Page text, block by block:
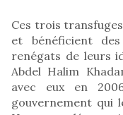
Ces trois
et bénéficient
renégats de leurs
Abdel Halim
avec eux en
gouvernement qui